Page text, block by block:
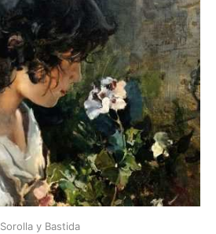
Sorolla y Bastida